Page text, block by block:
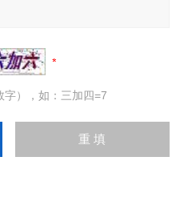
字），如：三加四=7